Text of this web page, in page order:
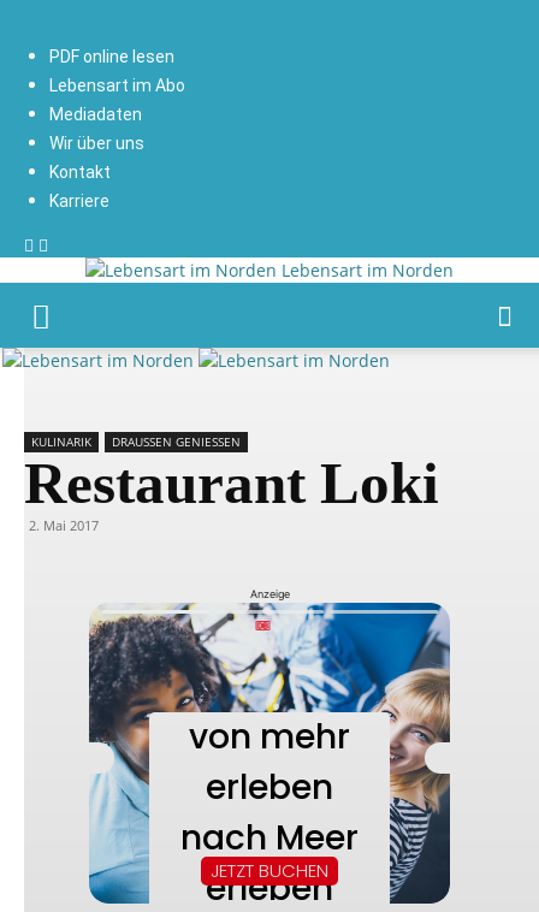
PDF online lesen
Lebensart im Abo
Mediadaten
Wir über uns
Kontakt
Karriere
Lebensart im Norden
KULINARIK DRAUSSEN GENIESSEN
Restaurant Loki
2. Mai 2017
Anzeige